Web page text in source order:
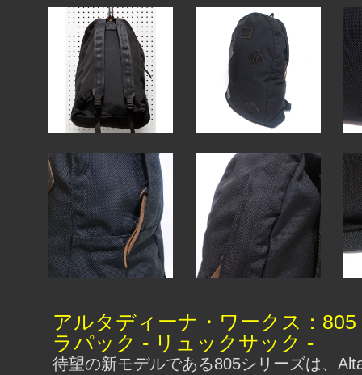
アルタディーナ・ワークス：
ラパック - リュックサック -
待望の新モデルである805シリーズは、